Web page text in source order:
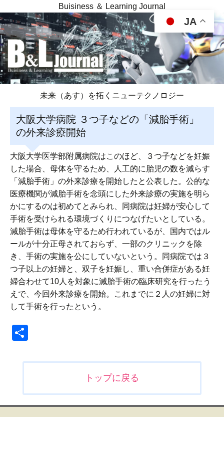
Buisiness ＆ Learning Journal
未来（あす）を拓くニューテクノロジー
大阪大学病院 ３つ子などの「減胎手術」
の外来診療開始
大阪大学医学部附属病院はこのほど、３つ子などを妊娠
した場合、母体を守るため、人工的に胎児の数を減らす
「減胎手術」の外来診療を開始したと公表した。公的な
医療機関が減胎手術を念頭にした外来診療の実施を明ら
かにするのは初めてとみられ、同病院は妊婦が安心して
手術を受けられる環境づくりにつなげたいとしている。
減胎手術は母体を守るため行われているが、国内ではル
ールが十分正母されておらず、一部のクリニックを除
き、手術の実施を公にしていないという。同病院では３
つ子以上の妊婦と、双子を妊娠し、重い合併症がある妊
婦合わせて10人を対象に減胎手術の臨床研究を行ったう
えで、今回外来診療を開始。これまでに２人の妊婦に対
して手術を行ったという。
ビ
ゲ
トップに戻る
JA